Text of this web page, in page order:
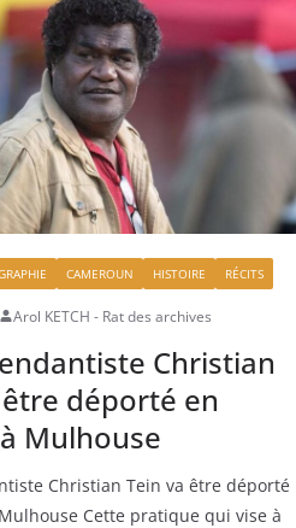
CAMEROUN HISTOIRE RÉCITS
Arol KETCH - Rat des archives
Christian
déporté en
Mulhouse
Christian Tein va être déporté
Cette pratique qui vise à